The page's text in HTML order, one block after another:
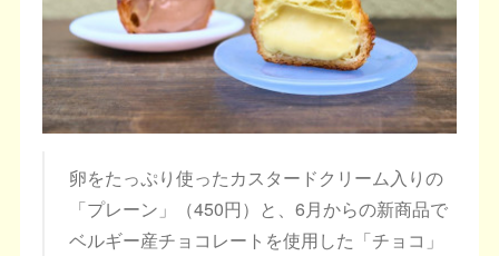
卵をたっぷり使ったカスタードクリーム入りの
「プレーン」（450円）と、6月からの新商品で
ベルギー産チョコレートを使用した「チョコ」